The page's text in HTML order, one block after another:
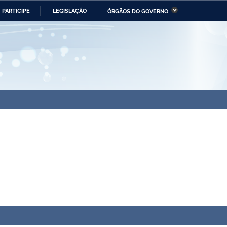
PARTICIPE LEGISLAÇÃO ÓRGÃOS DO GOVERNO
da Economia Ministério da Infraestrutura